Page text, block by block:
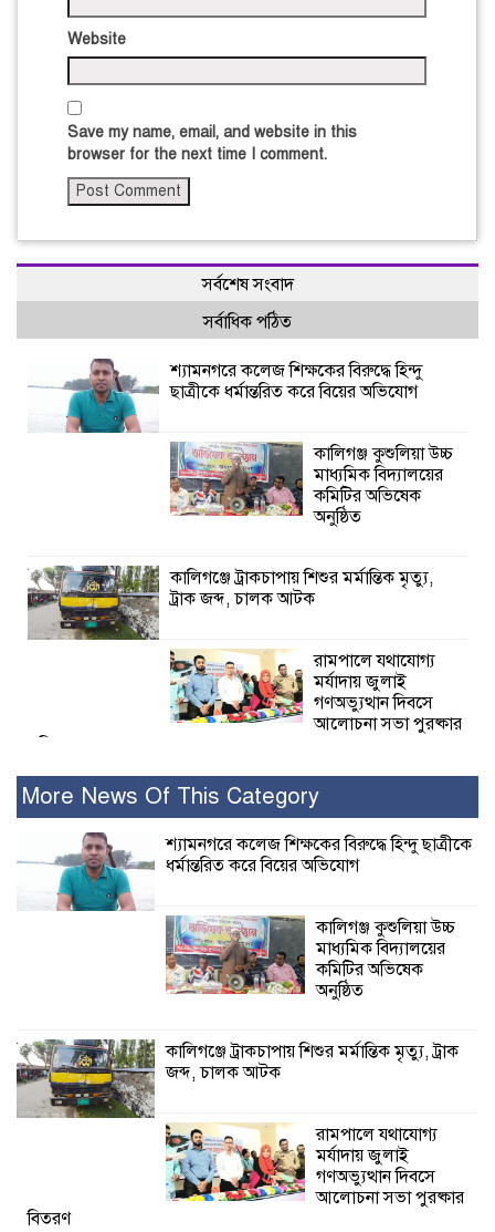
Website
Save my name, email, and website in this
browser for the next time I comment.
সর্বশেষ সংবাদ
সর্বাধিক পঠিত
শ্যামনগরে কলেজ শিক্ষকের বিরুদ্ধে হিন্দু
ছাত্রীকে ধর্মান্তরিত করে বিয়ের অভিযোগ
কালিগঞ্জ কুশুলিয়া উচ্চ
মাধ্যমিক বিদ্যালয়ের
কমিটির অভিষেক
অনুষ্ঠিত
কালিগঞ্জে ট্রাকচাপায় শিশুর মর্মান্তিক মৃত্যু,
ট্রাক জব্দ, চালক আটক
রামপালে যথাযোগ্য
মর্যাদায় জুলাই
গণঅভ্যুত্থান দিবসে
আলোচনা সভা পুরষ্কার
২৮ জনের সাক্ষ্য শেষ, কাদেরসহ সাতজনের
জামায়াত: নুরুল হক
নুর
কেন: শহীদ জিসানের বাবার ক্ষোভ
মিলল ইছামতী নদীতে
শ্রীউলা ইউনিয়ন
More News Of This Category
শ্যামনগরে কলেজ শিক্ষকের বিরুদ্ধে হিন্দু ছাত্রীকে
ধর্মান্তরিত করে বিয়ের অভিযোগ
কালিগঞ্জ কুশুলিয়া উচ্চ
মাধ্যমিক বিদ্যালয়ের
কমিটির অভিষেক
অনুষ্ঠিত
কালিগঞ্জে ট্রাকচাপায় শিশুর মর্মান্তিক মৃত্যু, ট্রাক
জব্দ, চালক আটক
রামপালে যথাযোগ্য
মর্যাদায় জুলাই
গণঅভ্যুত্থান দিবসে
আলোচনা সভা পুরষ্কার
বিতরণ